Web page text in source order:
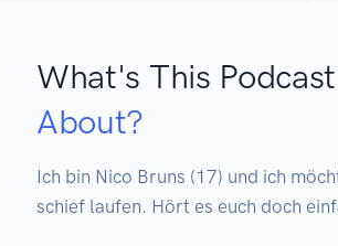
What's This Podcast
About?
Ich bin Nico Bruns (17) und ich
schief laufen. Hört es euch doch